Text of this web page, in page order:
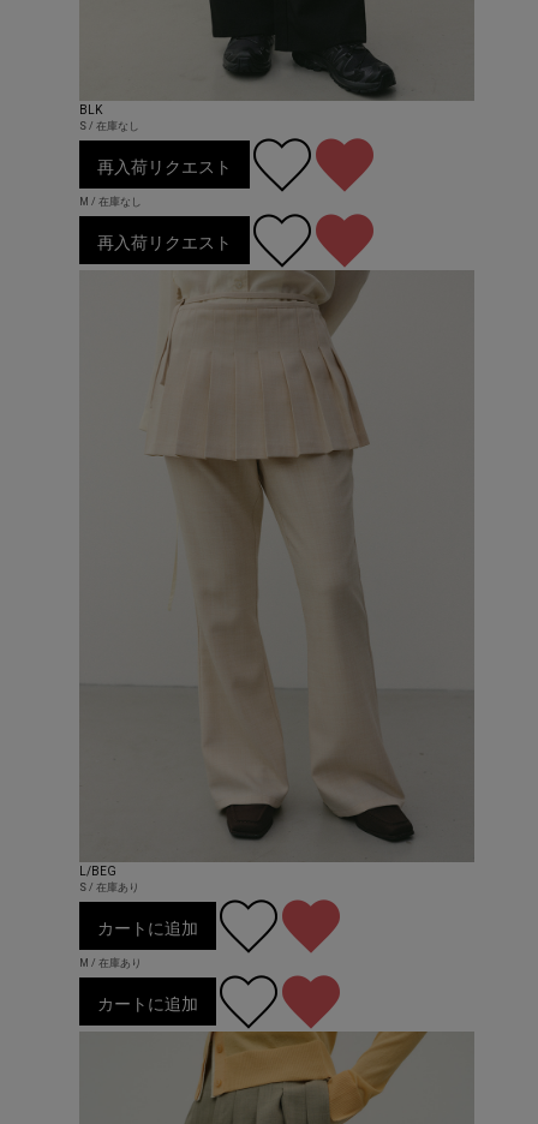
BLK
S / 在庫なし
再入荷リクエスト
M / 在庫なし
再入荷リクエスト
L/BEG
S / 在庫あり
カートに追加
M / 在庫あり
カートに追加